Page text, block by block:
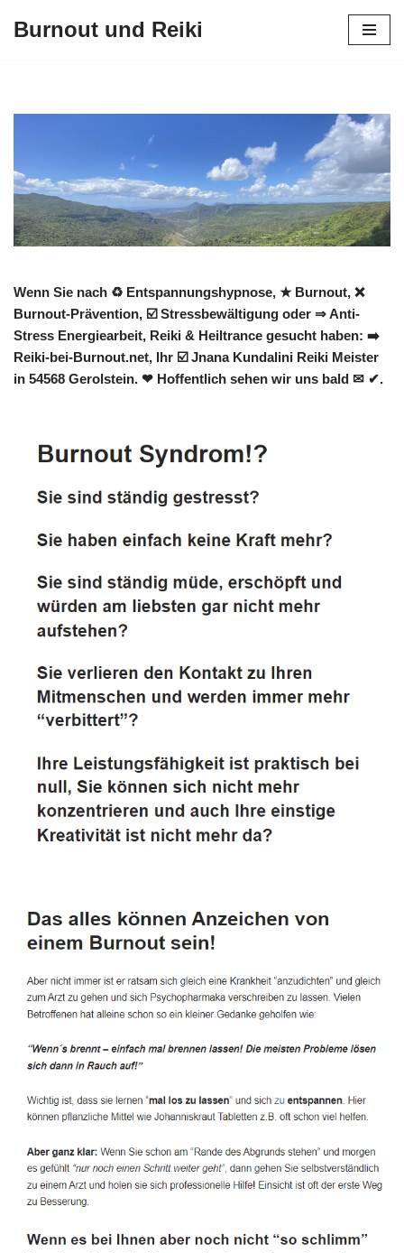
Burnout und Reiki
Wenn Sie nach ♻ Entspannungshypnose, ★ Burnout, ❌
Burnout-Prävention, ☑️ Stressbewältigung oder ⇒ Anti-
Stress Energiearbeit, Reiki & Heiltrance gesucht haben: ➡️
Reiki-bei-Burnout.net, Ihr ☑️ Jnana Kundalini Reiki Meister
in 54568 Gerolstein. ❤ Hoffentlich sehen wir uns bald ✉ ✔.